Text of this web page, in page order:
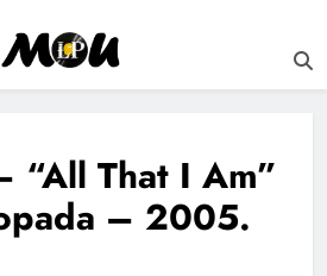
samo muzika i …..
“All That I Am”
– 2005.